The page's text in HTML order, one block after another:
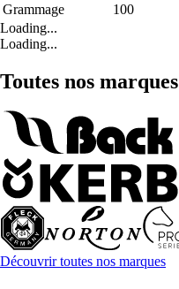
Grammage
100
Loading...
Loading...
Toutes nos marques
Découvrir toutes nos marques